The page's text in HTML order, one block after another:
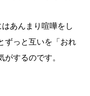
あんまり喧嘩をし
ずっと互いを「おれ
するのです。